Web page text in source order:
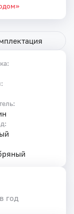
год